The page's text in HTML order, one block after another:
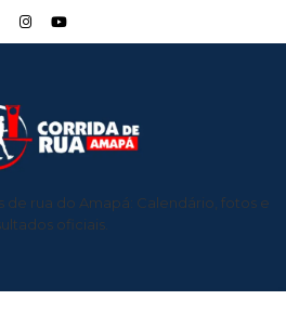
rua do Amapá: Calendário, fotos e
oficiais.